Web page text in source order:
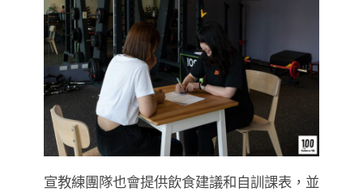
宣教練團隊也會提供飲食建議和自訓課表，並